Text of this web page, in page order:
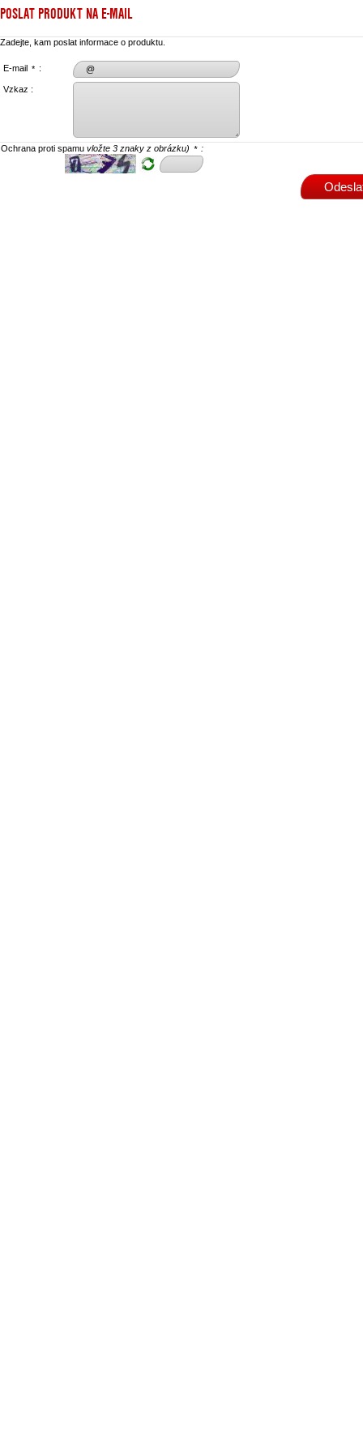
POSLAT PRODUKT NA E-MAIL
Zadejte, kam poslat informace o produktu.
E-mail * :
Vzkaz :
Ochrana proti spamu vložte 3 znaky z obrázku) * :